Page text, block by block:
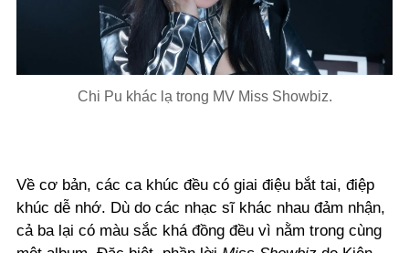
Chi Pu khác lạ trong MV Miss Showbiz.
Về cơ bản, các ca khúc đều có giai điệu bắt tai, điệp
khúc dễ nhớ. Dù do các nhạc sĩ khác nhau đảm nhận,
cả ba lại có màu sắc khá đồng đều vì nằm trong cùng